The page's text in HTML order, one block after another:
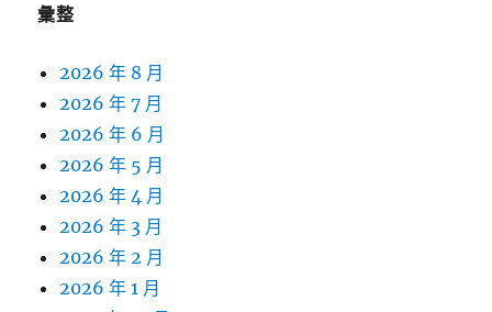
彙整
2026 年 8 月
2026 年 7 月
2026 年 6 月
2026 年 5 月
2026 年 4 月
2026 年 3 月
2026 年 2 月
2026 年 1 月